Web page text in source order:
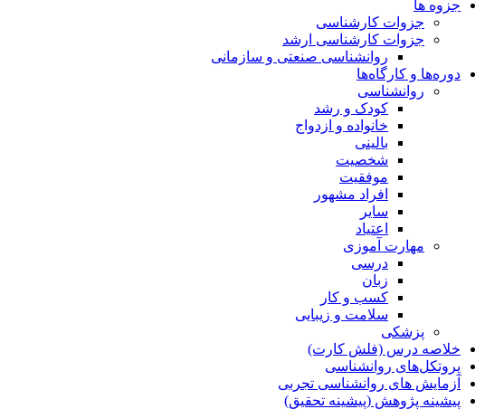
جزوه ها
جزوات کارشناسی
جزوات کارشناسی ارشد
روانشناسی صنعتی و سازمانی
دوره‌ها و کارگاه‌ها
روانشناسی
کودک و رشد
خانواده و ازدواج
بالینی
شخصیت
موفقیت
افراد مشهور
سایر
اعتیاد
مهارت آموزی
درسی
زبان
کسب و کار
سلامت و زیبایی
پزشکی
خلاصه درس (فلش کارت)
پروتکل‌های روانشناسی
آزمایش های روانشناسی تجربی
پیشینه پژوهش (پیشینه تحقیق)